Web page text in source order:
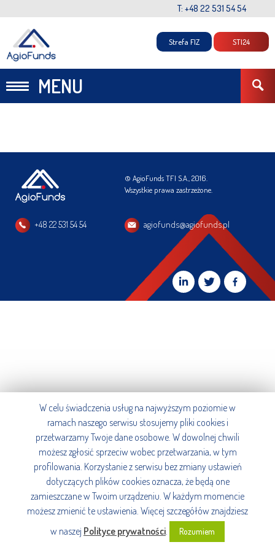
T: +48 22 531 54 54
MENU
Strefa FIZ STI24
© AgioFunds TFI S.A., 2016.
Wszystkie prawa zastrzeżone.
+48 22 531 54 54 agiofunds@agiofunds.pl
W celu świadczenia usług na najwyższym poziomie w
ramach naszego serwisu stosujemy pliki cookies i
przetwarzamy Twoje dane osobowe. W dowolnej chwili
możesz zgłosić sprzeciw wobec przetwarzania, w tym
profilowania. Korzystanie z serwisu bez zmiany ustawień
dotyczących plików cookies oznacza, że będą one
zamieszczane w Twoim urządzeniu. W każdym momencie
możesz zmienić te ustawienia. Więcej szczegółów znajdziesz
w naszej Polityce prywatności. Rozumiem